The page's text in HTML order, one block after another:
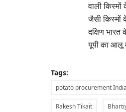
वाली
जैसी किस्मों
दक्षिण
यूपी का आलू
Tags:
potato procurement India
Rakesh TikaitAgri Start-Ups